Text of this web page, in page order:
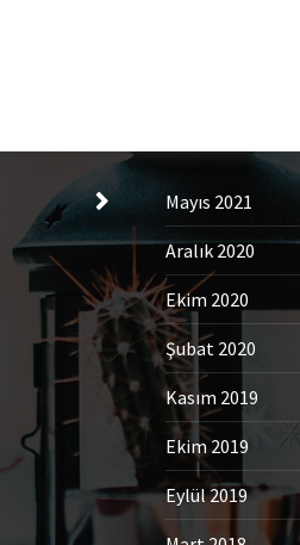
Mayıs 2021
Aralık 2020
Ekim 2020
Şubat 2020
Kasım 2019
Ekim 2019
Eylül 2019